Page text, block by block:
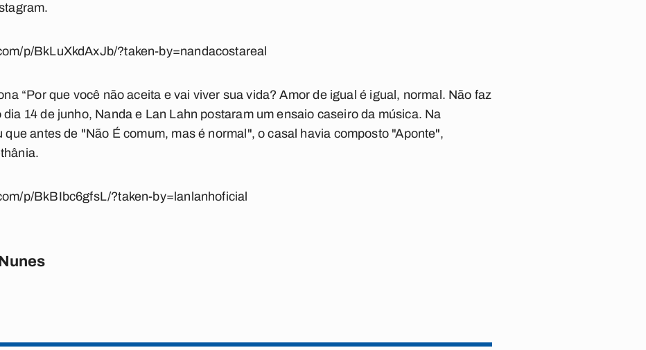
p/BkLuXkdAxJb/?taken-by=nandacostareal
“Por que você não aceita e vai viver sua vida? Amor de igual é igual, normal. Não faz
dia 14 de junho, Nanda e Lan Lahn postaram um ensaio caseiro da música. Na
que antes de "Não É comum, mas é normal", o casal havia composto "Aponte",
p/BkBIbc6gfsL/?taken-by=lanlanhoficial